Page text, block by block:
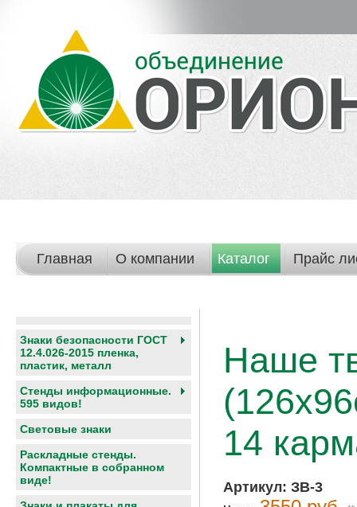
Главная О компании Каталог Прайс
Знаки безопасности ГОСТ
12.4.026-2015 пленка,
пластик, металл
Стенды информационные.
595 видов!
Световые знаки
Раскладные стенды.
Компактные в собранном
виде!
Наше
14
Артикул: ЗВ-3